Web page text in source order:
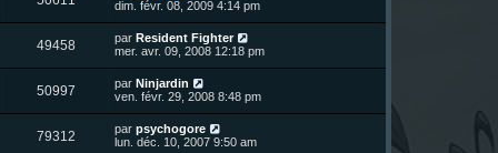
g
e
e
s
s
a
g
e
s
e
r
m
e
s
s
a
g
e
u
s
e
i
e
r
m
e
s
s
a
g
dim. févr. 08, 2009 4:14 pm
49458V
u
s
D
e
i
e
r
m
e
par Resident Fighter
mer. avr. 09, 2008 12:18 pm
50997V
u
D
e
i
e
par Ninjardin
ven. févr. 29, 2008 8:48 pm
79312V
D
e
par psychogore
lun. déc. 10, 2007 9:50 am